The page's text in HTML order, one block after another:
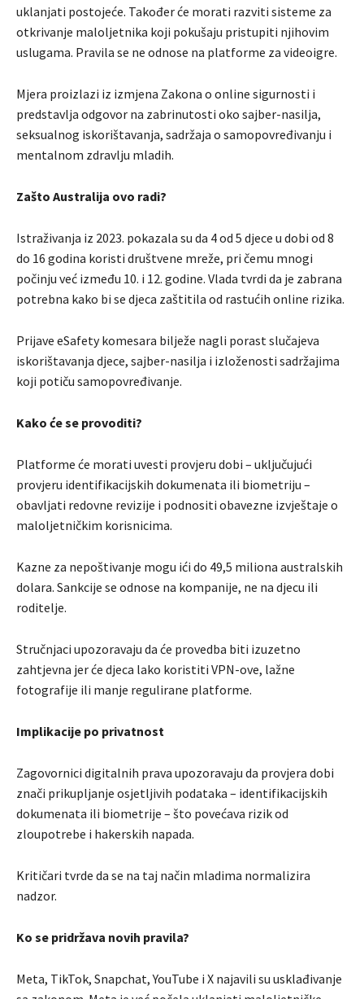
uklanjati postojeće. Također će morati razviti sisteme za
otkrivanje maloljetnika koji pokušaju pristupiti njihovim
uslugama. Pravila se ne odnose na platforme za videoigre.
Mjera proizlazi iz izmjena Zakona o online sigurnosti i
predstavlja odgovor na zabrinutosti oko sajber-nasilja,
seksualnog iskorištavanja, sadržaja o samopovređivanju i
mentalnom zdravlju mladih.
Zašto Australija ovo radi?
Istraživanja iz 2023. pokazala su da 4 od 5 djece u dobi od 8
do 16 godina koristi društvene mreže, pri čemu mnogi
počinju već između 10. i 12. godine. Vlada tvrdi da je zabrana
potrebna kako bi se djeca zaštitila od rastućih online rizika.
Prijave eSafety komesara bilježe nagli porast slučajeva
iskorištavanja djece, sajber-nasilja i izloženosti sadržajima
koji potiču samopovređivanje.
Kako će se provoditi?
Platforme će morati uvesti provjeru dobi – uključujući
provjeru identifikacijskih dokumenata ili biometriju –
obavljati redovne revizije i podnositi obavezne izvještaje o
maloljetničkim korisnicima.
Kazne za nepoštivanje mogu ići do 49,5 miliona australskih
dolara. Sankcije se odnose na kompanije, ne na djecu ili
roditelje.
Stručnjaci upozoravaju da će provedba biti izuzetno
zahtjevna jer će djeca lako koristiti VPN-ove, lažne
fotografije ili manje regulirane platforme.
Implikacije po privatnost
Zagovornici digitalnih prava upozoravaju da provjera dobi
znači prikupljanje osjetljivih podataka – identifikacijskih
dokumenata ili biometrije – što povećava rizik od
zloupotrebe i hakerskih napada.
Kritičari tvrde da se na taj način mladima normalizira
nadzor.
Ko se pridržava novih pravila?
Meta, TikTok, Snapchat, YouTube i X najavili su usklađivanje